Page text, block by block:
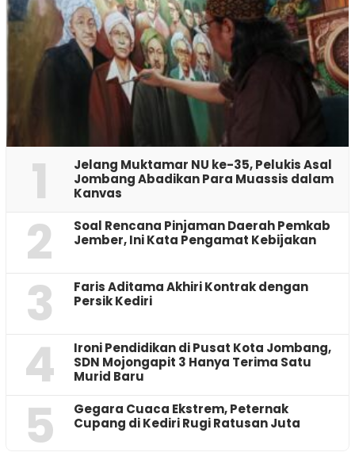
1
Jelang Muktamar NU ke-35, Pelukis Asal
Jombang Abadikan Para Muassis dalam
Kanvas
2
‎Soal Rencana Pinjaman Daerah Pemkab
Jember, Ini Kata Pengamat Kebijakan ‎
3
Faris Aditama Akhiri Kontrak dengan
Persik Kediri
4
Ironi Pendidikan di Pusat Kota Jombang,
SDN Mojongapit 3 Hanya Terima Satu
Murid Baru
5
‎Gegara Cuaca Ekstrem, Peternak
Cupang di Kediri Rugi Ratusan Juta